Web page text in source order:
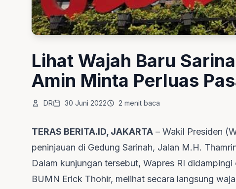
Lihat Wajah Baru
Amin Minta Perluas
DR 30 Juni 2022 2 menit baca
TERAS BERITA.ID, JAKARTA – Wakil Presiden
peninjauan di Gedung Sarinah, Jalan M.H.
Dalam kunjungan tersebut, Wapres RI
BUMN Erick Thohir, melihat secara langsung